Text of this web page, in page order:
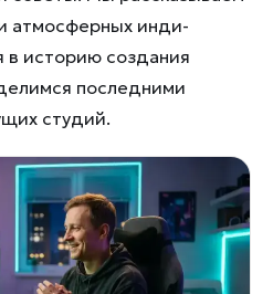
атмосферных инди-
в историю создания
последними
студий.